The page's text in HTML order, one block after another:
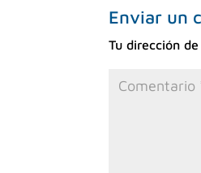
Enviar un
Tu dirección